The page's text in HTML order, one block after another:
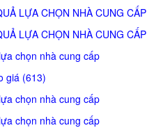
LỰA CHỌN NHÀ CUNG CẤP
LỰA CHỌN NHÀ CUNG CẤP
chọn nhà cung cấp
giá (613)
chọn nhà cung cấp
chọn nhà cung cấp